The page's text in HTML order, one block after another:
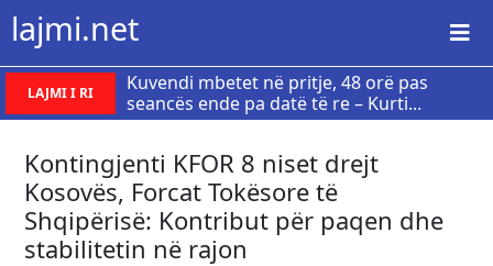
lajmi.net
LAJMI I RI
Kuvendi mbetet në pritje, 48 orë pas
seancës ende pa datë të re – Kurti...
Kontingjenti KFOR 8 niset drejt
Kosovës, Forcat Tokësore të
Shqipërisë: Kontribut për paqen dhe
stabilitetin në rajon